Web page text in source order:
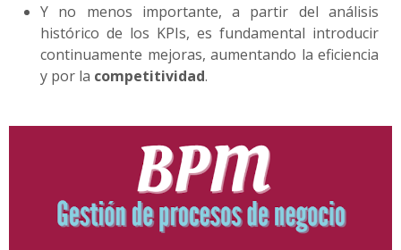
Y no menos importante, a partir del análisis
histórico de los KPIs, es fundamental introducir
continuamente mejoras, aumentando la eficiencia
y por la competitividad.